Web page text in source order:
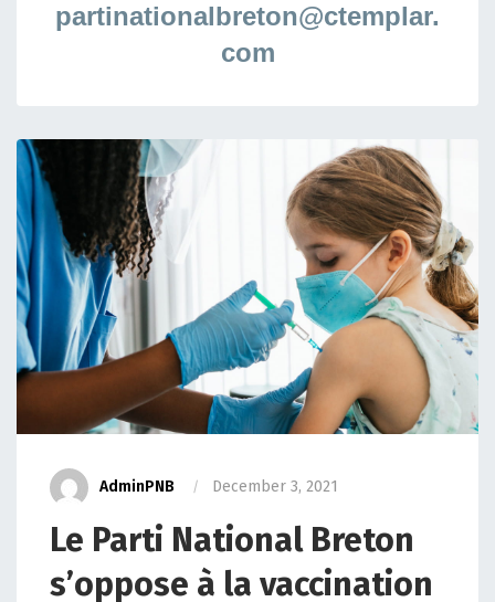
partinationalbreton@ctemplar.
com
AdminPNB December 3, 2021
Le Parti National Breton
s’oppose à la vaccination